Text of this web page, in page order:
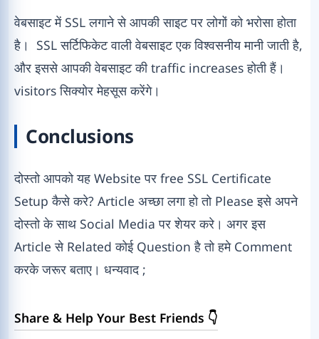
वेबसाइट में SSL लगाने से आपकी साइट पर लोगों को भरोसा होता
है। SSL सर्टिफिकेट वाली वेबसाइट एक विश्वसनीय मानी जाती है,
और इससे आपकी वेबसाइट की traffic increases होती हैं।
visitors सिक्योर मेहसूस करेंगे।
Conclusions
दोस्तो आपको यह Website पर free SSL Certificate
Setup कैसे करे? Article अच्छा लगा हो तो Please इसे अपने
दोस्तो के साथ Social Media पर शेयर करे। अगर इस
Article से Related कोई Question है तो हमे Comment
करके जरूर बताए। धन्यवाद ;
Share & Help Your Best Friends 👇